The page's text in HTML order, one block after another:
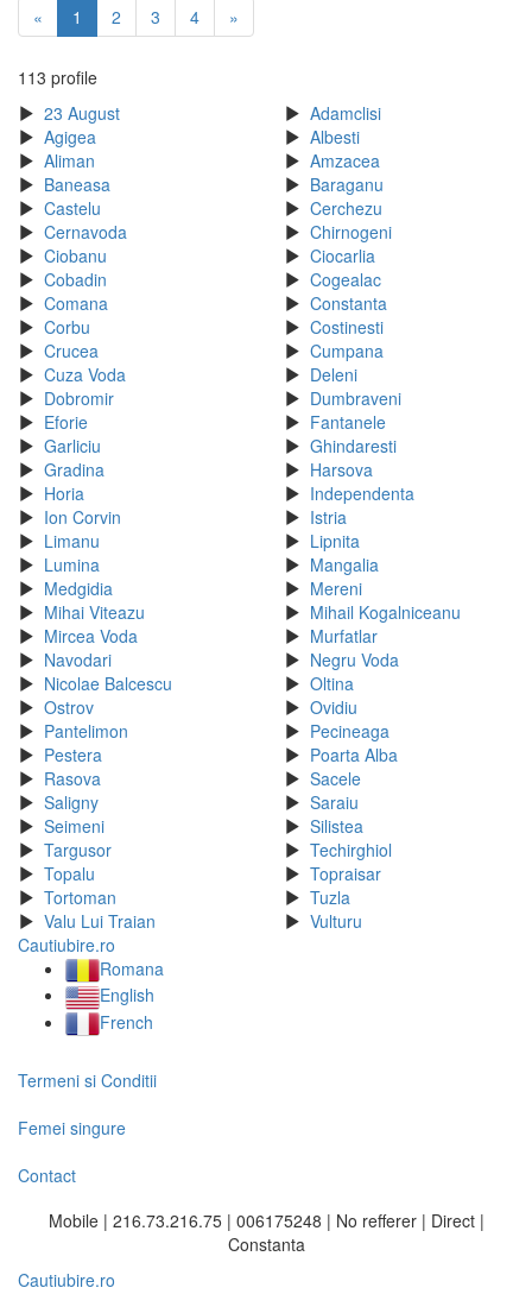
« 1 2 3 4 »
113 profile
23 August
Adamclisi
Agigea
Albesti
Aliman
Amzacea
Baneasa
Baraganu
Castelu
Cerchezu
Cernavoda
Chirnogeni
Ciobanu
Ciocarlia
Cobadin
Cogealac
Comana
Constanta
Corbu
Costinesti
Crucea
Cumpana
Cuza Voda
Deleni
Dobromir
Dumbraveni
Eforie
Fantanele
Garliciu
Ghindaresti
Gradina
Harsova
Horia
Independenta
Ion Corvin
Istria
Limanu
Lipnita
Lumina
Mangalia
Medgidia
Mereni
Mihai Viteazu
Mihail Kogalniceanu
Mircea Voda
Murfatlar
Navodari
Negru Voda
Nicolae Balcescu
Oltina
Ostrov
Ovidiu
Pantelimon
Pecineaga
Pestera
Poarta Alba
Rasova
Sacele
Saligny
Saraiu
Seimeni
Silistea
Targusor
Techirghiol
Topalu
Topraisar
Tortoman
Tuzla
Valu Lui Traian
Vulturu
Cautiubire.ro
Romana
English
French
Termeni si Conditii
Femei singure
Contact
Mobile | 216.73.216.75 | 006175248 | No refferer | Direct |
Constanta
Cautiubire.ro